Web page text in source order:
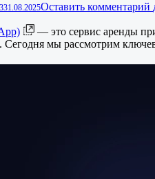
31.08.2025Оставить комментарий
— это сервис аренды
мы рассмотрим